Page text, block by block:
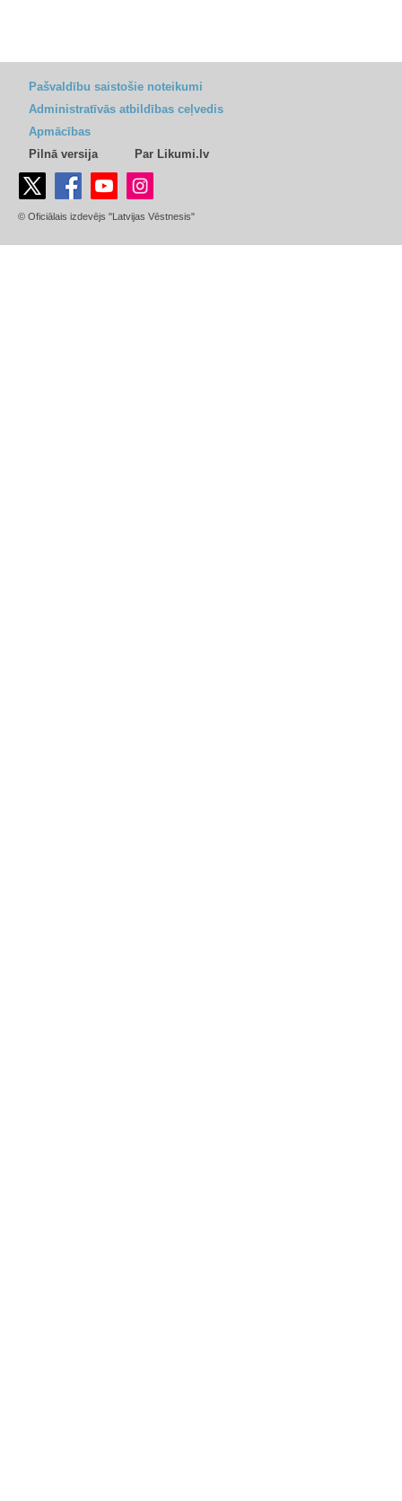
Pašvaldību saistošie noteikumi
Administratīvās atbildības ceļvedis
Apmācības
Pilnā versija
Par Likumi.lv
© Oficiālais izdevējs "Latvijas Vēstnesis"